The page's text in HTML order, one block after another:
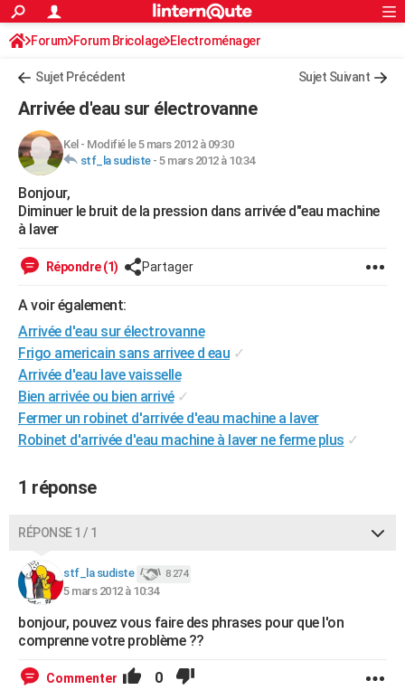
ACTUALITÉS
Politique
Société
Faits Divers
Education
Monde
Villes
+
FINANCE
Retraite
Impôts
Epargne
Immobilier
Risques naturels par ville
Banque
Assurance
Crédit
AUTO
Essais
Réserver un essai
Citadines
Berlines
SUV
Forum auto
+HIGH-TECH
Mobiles
Meilleur smartphone
Internet
Ordinateurs
Jeux vidéo
Guide high-tech
+
Forum
Aménagement intérieur
Extérieur
Cuisine
Salle de bains
Jardinage
Rangement
WEEK-END
Guides de France
Escapades
Patrimoine
Expositions
Musées
Week-end nature
+LIFESTYLE
Art de vivre
Bien-être
Loisirs
Mode
Modes de vie
SANTE
Alimentation
Guide de la santé
Maladies
Médicaments
Sommeil
VOYAGE
Destinations
City break
Voyage nature
Voyage de noces
Forum
Climat
+PHOTO
BONS PLANS
CARTE DE VOEUX
Carte de Noël
Carte Bonne année
Carte Saint-Valentin
Carte Pâques
Carte d'anniversaire
DICTIONNAIRE
Dictionnaire
Biographies
Citations
Expressions
Proverbes
COPAINS D'AVANT
S'inscrire
Se connecter
Lycées
Collèges
Primaires
Universités
Entreprises
Service militaire
Avis de recherche
AVIS DE DÉCÈS
S'inscrire
Connexion
Forum Forum Bricolage Electroménager
Sujet Précédent Sujet Suivant
Arrivée d'eau sur électrovanne
Kel - Modifié le 5 mars 2012 à 09:30
stf_la sudiste- 5 mars 2012 à 10:34
Bonjour,
Diminuer le bruit de la pression dans arrivée d"eau machine
à laver
Répondre (1) Partager
A voir également:
Arrivée d'eau sur électrovanne
Frigo americain sans arrivee d eau ✓
Arrivée d'eau lave vaisselle
Bien arrivée ou bien arrivé ✓
Fermer un robinet d'arrivée d'eau machine a laver
Robinet d'arrivée d'eau machine à laver ne ferme plus ✓
1 réponse
RÉPONSE 1 / 1
stf_la sudiste 8 274
5 mars 2012 à 10:34
bonjour, pouvez vous faire des phrases pour que l'on
comprenne votre problème ??
Commenter 0